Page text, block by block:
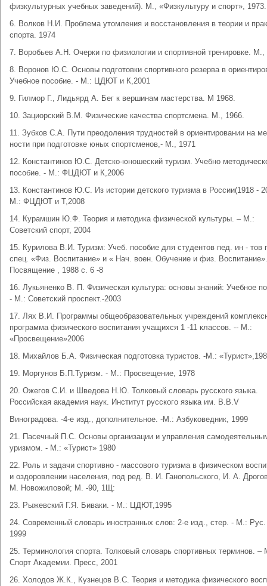
физкультурных учебных заведений). М., «Физкультуру и спорт», 1973.
6. Волков Н.И. Проблема утомления и восстановления в теории и
спорта. 1974
7. Воробьев А.Н. Очерки по физиологии и спортивной тренировке. М.,
8. Воронов Ю.С. Основы подготовки спортивного резерва в
Учебное пособие. - М.: ЦДЮТ и К,2001
9. Гилмор Г., Лидьярд А. Бег к вершинам мастерства. М 1968.
10. 3ациорский В.М. Физические качества спортсмена. М., 1966.
11. Зубков С.А. Пути преодоления трудностей в ориентировании на
ности при подготовке юных спортсменов,- М., 1971
12. Константинов Ю.С. Детско-юношеский туризм. Учебно
пособие. - М.: ФЦДЮТ и К,2006
13. Константинов Ю.С. Из истории детского туризма в России(1918 -
М.: ФЦДЮТ и Т,2008
14. Курамшин Ю.Ф. Теория и методика физической культуры. – М.:
Советский спорт, 2004
15. Курилова В.И. Туризм: Учеб. пособие для студентов пед. ин - тов
спец. «Физ. Воспитание» и « Нач. воен. Обучение и физ.
Посвящение , 1988 с. 6 -8
16. Лукьяненко В. П. Физическая культура: основы знаний: Учебное
- М.: Советский проспект.-2003
17. Лях В.И. Программы общеобразовательных учреждений
программа физического воспитания учащихся 1 -11 классов. -- М.:
«Просвещение»2006
18. Михайлов Б.А. Физическая подготовка туристов. -М.:
19. Моргунов Б.П.Туризм. - М.: Просвещение, 1978
20. Ожегов С.И. и Шведова Н.Ю. Толковый словарь русского языка.
Российская академия наук. Институт русского языка им. В.В.V
Виноградова. -4-е изд., дополнительное. -М.: Азбуковедник, 1999
21. Пасечный П.С. Основы организации и управления
уризмом. - М.: «Турист» 1980
22. Роль и задачи спортивно - массового туризма в физическом
и оздоровлении населения, под ред. В. И. Ганопольского, И. А.
М. Новожиловой; М. -90, 1Щ:
23. Рыжевский Г.Я. Биваки. - М.: ЦДЮТ,1995
24. Современный словарь иностранных слов: 2-е изд., стер. - М.: Рус.
1999
25. Терминология спорта. Толковый словарь спортивных терминов. –
Спорт Академии. Пресс, 2001
26. Холодов Ж.К., Кузнецов В.С. Теория и методика физического